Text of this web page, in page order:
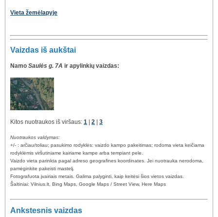
Vieta žemėlapyje
Vaizdas iš aukštai
Namo Saulės g. 7A ir apylinkių vaizdas:
Kitos nuotraukos iš viršaus: 1 2 3
Nuotraukos valdymas:
+/- : arčiau/toliau; pasukimo rodyklės: vaizdo kampo pakeitimas; rodoma vieta keičiama
rodyklėmis viršutiniame kairiame kampe arba tempiant pele.
Vaizdo vieta parinkta pagal adreso geografines koordinates. Jei nuotrauka nerodoma,
pamėginkite pakeisti mastelį.
Fotografuota įvairiais metais. Galima palyginti, kaip keitėsi šios vietos vaizdas.
Šaltiniai: Vilnius.lt, Bing Maps, Google Maps / Street View, Here Maps
Ankstesnis vaizdas